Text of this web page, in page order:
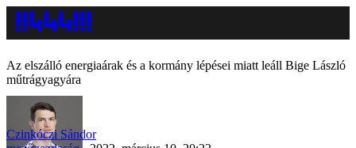
Az elszálló energiaárak és a kormány lépései miatt leáll Bige László
műtrágyagyára
Czinkóczi Sándor